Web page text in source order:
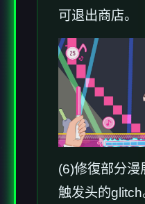
可退出商店。
(6)修復部分漫
触发头的glitch